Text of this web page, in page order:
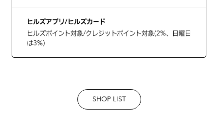
ヒルズアプリ/ヒルズカード
ヒルズポイント対象/クレジットポイント対象(2%、日曜日
は3%)
SHOP LIST